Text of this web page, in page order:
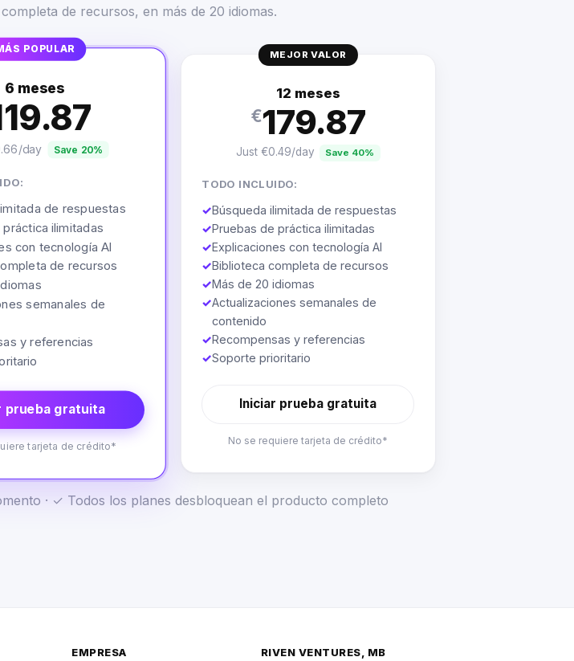
de recursos, en más de 20 idiomas.
POPULAR
6 meses
day Save 20%
de respuestas
ilimitadas
con tecnología AI
de recursos
semanales de
y referencias
prueba gratuita
tarjeta de crédito*
MEJOR VALOR
12 meses
€179.87
Just €0.49/day Save 40%
TODO INCLUIDO:
✓Búsqueda ilimitada de respuestas
✓Pruebas de práctica ilimitadas
✓Explicaciones con tecnología AI
✓Biblioteca completa de recursos
✓Más de 20 idiomas
✓Actualizaciones semanales de
contenido
✓Recompensas y referencias
✓Soporte prioritario
Iniciar prueba gratuita
No se requiere tarjeta de crédito*
· ✓ Todos los planes desbloquean el producto completo
EMPRESA RIVEN VENTURES, MB